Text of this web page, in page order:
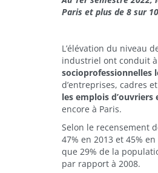
Paris et plus de 8 sur
L’élévation du niveau
industriel ont conduit
socioprofessionnelles
d’entreprises, cadres
les emplois
encore à Paris.
Selon le recensement
47% en 2013 et 45%
que 29% de la
par rapport à 2008.